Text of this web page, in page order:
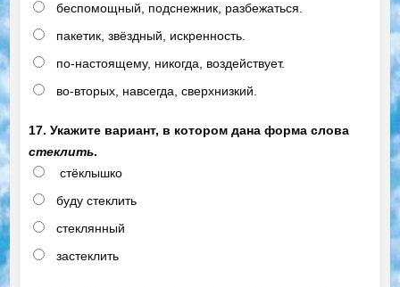
беспомощный, подснежник, разбежаться.
пакетик, звёздный, искренность.
по-настоящему, никогда, воздействует.
во-вторых, навсегда, сверхнизкий.
17. Укажите вариант, в котором дана форма слова
стеклить.
стёклышко
буду стеклить
стеклянный
застеклить